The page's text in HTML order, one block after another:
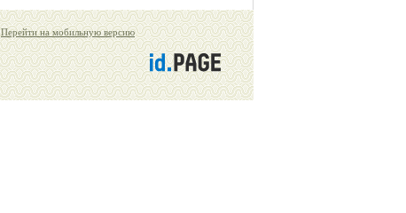
Перейти на мобильную версию